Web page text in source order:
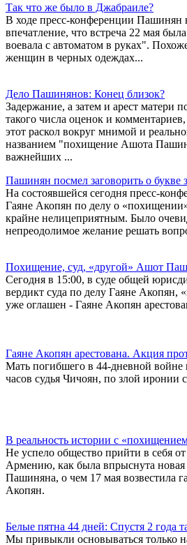
Так что же было в Джабраиле?
В ходе пресс-конференции Пашинян
впечатление, что встреча 22 мая
воевала с автоматом в руках".
женщин в черных одеждах...
Дело Пашинянов: Конец близок?
Задержание, а затем и арест матери
такого числа оценок и
этот раскол вокруг мнимой и
названием "похищение Ашота
важнейших ...
Пашинян посмел заговорить о букве
На состоявшейся сегодня пресс-
Гаяне Акопян по делу о
крайне нелицеприятным. Было
непреодолимое желание решать
Похищение, суд, «другой» Ашот
Сегодня в 15:00, в суде общей
вердикт суда по делу Гаяне
уже оглашен - Гаяне Акопян
Гаяне Акопян арестована. Акция
Мать погибшего в 44-дневной войне
часов судья Чичоян, по злой иронии
В реальность истории с
Не успело общество прийти в себя
Армению, как была впрыснута
Пашиняна, о чем 17 мая возвестила
Акопян.
Белые пятна 44 дней: Спустя 2 года
Мы привыкли основываться только